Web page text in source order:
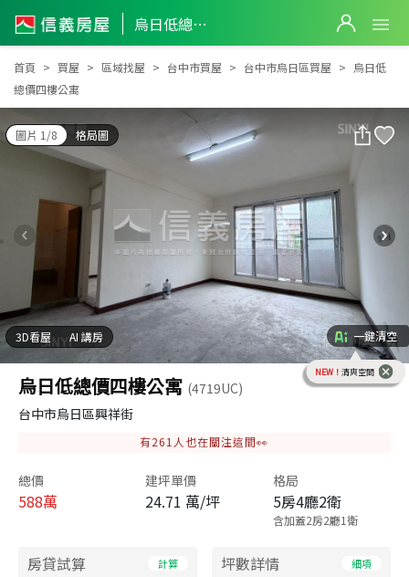
烏日低總價四樓公寓
烏日低總價四樓公寓
首頁 買屋 區域找屋 台中市買屋 台中市烏日區買屋
烏日低
總價四樓公寓
圖片 1/8 格局圖
3D看屋 AI 講房 一鍵清空
NEW！ 清爽空間
烏日低總價四樓公寓 (4719UC)
台中市烏日區興祥街
有261 人也在關注這間👀
總價
588萬
建坪單價
24.71 萬/坪
格局
5房4廳2衛
含加蓋2房2廳1衛
房貸試算 計算 坪數詳情 細項